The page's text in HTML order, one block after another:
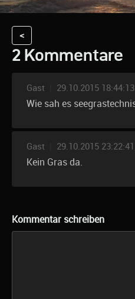
<
2 Kommentare
Gast 29.10.2015 18:44:13
Wie sah es
Gast 29.10.2015 23:22:41
Kein Gras da.
Kommentar schreiben